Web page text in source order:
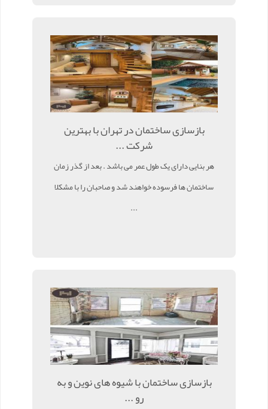
بازسازی ساختمان در تهران با بهترین
شرکت ...
هر بنایی دارای یک طول عمر می باشد . بعد از گذر زمان
ساختمان ها فرسوده خواهند شد و صاحبان را با مشکلا
...
بازسازی ساختمان با شیوه های نوین و به
رو ...